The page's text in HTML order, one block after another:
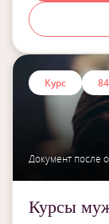
Курс
Документ после
Курсы